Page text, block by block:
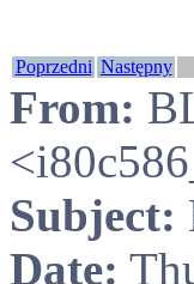
Poprzedni Następny
From:
Subject:
Date: